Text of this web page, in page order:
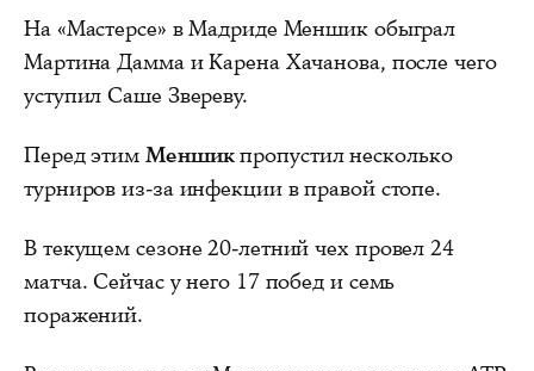
На «Мастерсе» в Мадриде Меншик обыграл
Мартина Дамма и Карена Хачанова, после чего
уступил Саше Звереву.
Перед этим Меншикпропустил несколько
турниров из-за инфекции в правой стопе.
В текущем сезоне 20-летний чех провел 24
матча. Сейчас у него 17 побед и семь
поражений.